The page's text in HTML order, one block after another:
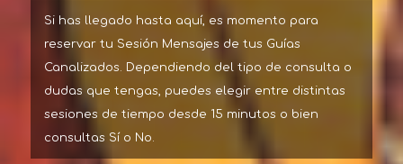
Si has llegado hasta aquí, es momento para
reservar tu Sesión Mensajes de tus Guías
Canalizados. Dependiendo del tipo de consulta o
dudas que tengas, puedes elegir entre distintas
sesiones de tiempo desde 15 minutos o bien
consultas Sí o No.